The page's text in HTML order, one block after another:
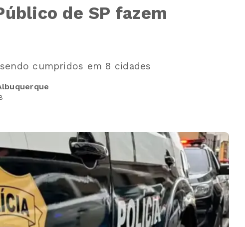
de SP fazem
cumpridos em 8 cidades